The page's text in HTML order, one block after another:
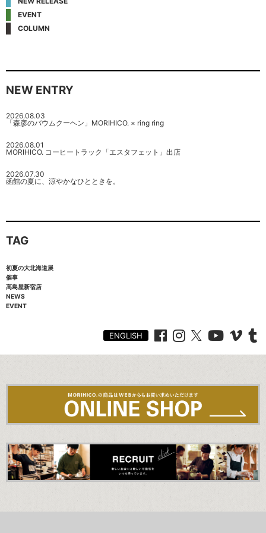
EVENT
COLUMN
NEW ENTRY
2026.08.03
「森彦のバウムクーヘン」MORIHICO. × ring ring
2026.08.01
MORIHICO. コーヒートラック「エスタフェット」出店
2026.07.30
函館の夏に、涼やかなひとときを。
TAG
初夏の大北海道展
催事
高島屋新宿店
NEWS
EVENT
ENGLISH